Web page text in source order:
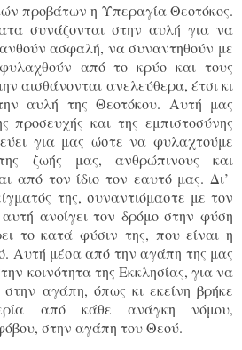
η Υπεραγία Θεοτόκος.
συνάζονται στην αυλή για να
ασφαλή, να συναντηθούν με
από το κρύο και τους
αισθάνονται ανελεύθερα, έτσι κι
αυλή της Θεοτόκου. Αυτή μας
προσευχής και της εμπιστοσύνης
για μας ώστε να φυλαχτούμε
ζωής μας, ανθρώπινους και
από τον ίδιο τον εαυτό μας. Δι’
της, συναντιόμαστε με τον
αυτή ανοίγει τον δρόμο στην φύση
το κατά φύσιν της, που είναι η
Αυτή μέσα από την αγάπη της μας
κοινότητα της Εκκλησίας, για να
αγάπη, όπως κι εκείνη βρήκε
από κάθε ανάγκη νόμου,
στην αγάπη του Θεού.